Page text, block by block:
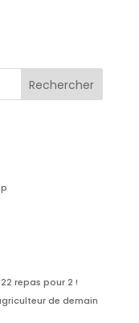
repas pour 2 !
de demain